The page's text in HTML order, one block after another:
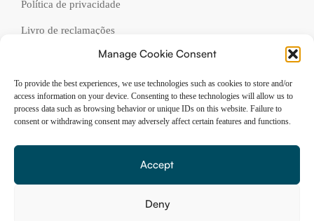
Manage Cookie Consent
To provide the best experiences, we use technologies such as cookies to store and/or
access information on your device. Consenting to these technologies will allow us to
process data such as browsing behavior or unique IDs on this website. Failure to
consent or withdrawing consent may adversely affect certain features and functions.
Accept
Deny
Política de privacidade
Livro de reclamações
FAQs